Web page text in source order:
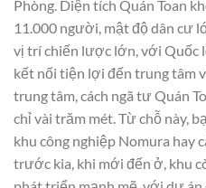
Phòng. Diện tích Quán Toan
11.000 người, mật độ dân cư
vị trí chiến lược lớn, với Quốc
kết nối tiện lợi đến trung tâm
trung tâm, cách ngã tư Quán
chỉ vài trăm mét. Từ chỗ này,
khu công nghiệp Nomura hay
trước kia, khi mới đến ở, khu